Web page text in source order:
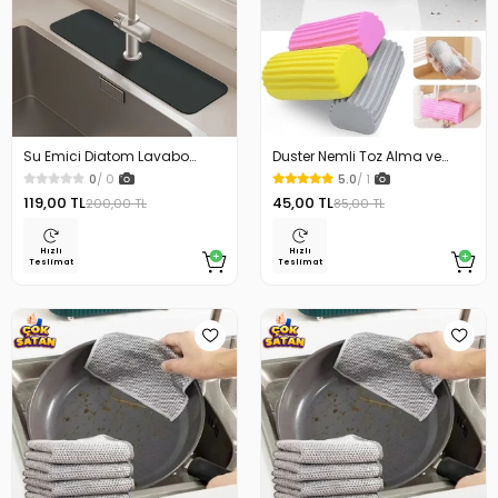
Su Emici Diatom Lavabo
Kenar Matı 38 x 13 cm
0/ 0
119,00 TL200,00 TL
Hızlı
Teslimat
Duster Nemli Toz Alma ve
Silme Süngeri
5.0/ 1
45,00 TL85,00 TL
Hızlı
Teslimat